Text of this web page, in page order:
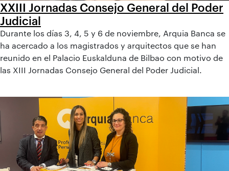
XXIII Jornadas Consejo General del Poder
Judicial
Durante los días 3, 4, 5 y 6 de noviembre, Arquia Banca se
ha acercado a los magistrados y arquitectos que se han
reunido en el Palacio Euskalduna de Bilbao con motivo de
las XIII Jornadas Consejo General del Poder Judicial.